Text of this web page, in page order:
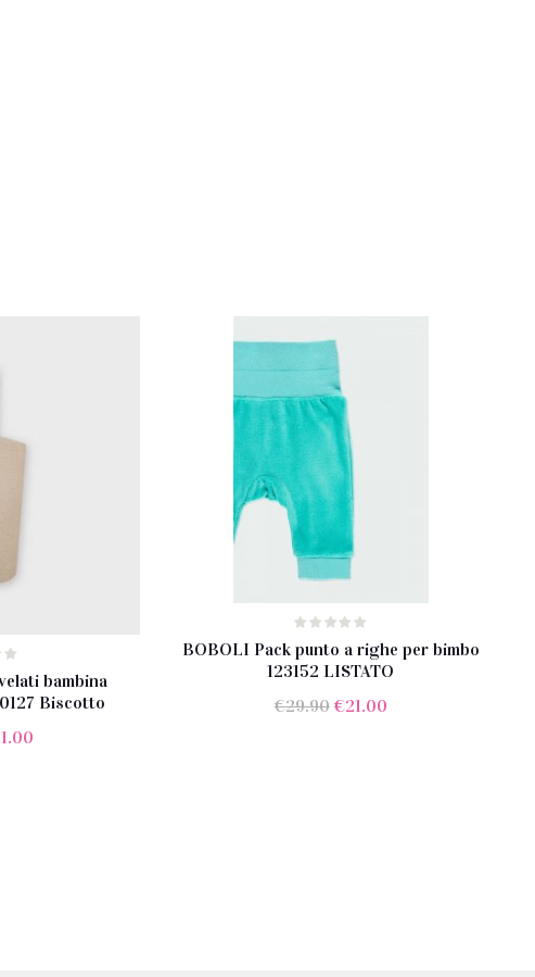
bambina
Biscotto
Il
BOBOLI Pack punto a righe per bimbo
123152 LISTATO
€29.90 Il
€21.00Il